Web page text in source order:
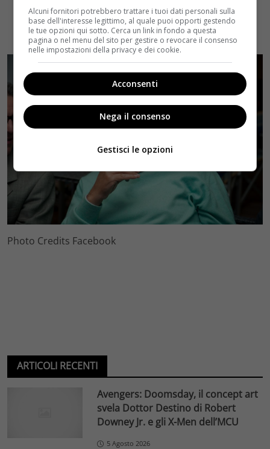
Photo Credits Facebook
ARTICOLI RECENTI
Avengers: Doomsday, il concept art
svela Dottor Destino di Robert
Downey Jr. e gli X-Men dell’MCU
5 Agosto 2026
Alcuni fornitori potrebbero trattare i tuoi dati personali sulla
base dell'interesse legittimo, al quale puoi opporti gestendo
le tue opzioni qui sotto. Cerca un link in fondo a questa
pagina o nel menu del sito per gestire o revocare il consenso
nelle impostazioni della privacy e dei cookie.
Acconsenti
Nega il consenso
Gestisci le opzioni